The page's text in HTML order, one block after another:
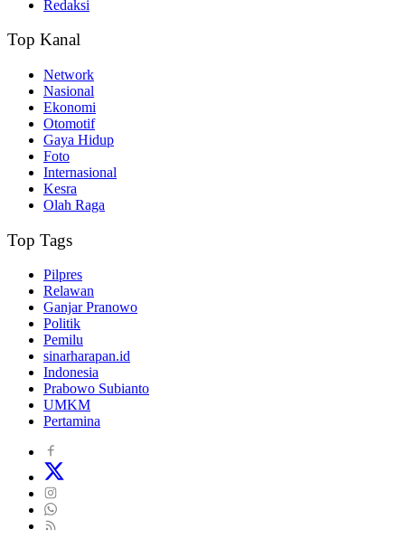
Redaksi
Top Kanal
Network
Nasional
Ekonomi
Otomotif
Gaya Hidup
Foto
Internasional
Kesra
Olah Raga
Top Tags
Pilpres
Relawan
Ganjar Pranowo
Politik
Pemilu
sinarharapan.id
Indonesia
Prabowo Subianto
UMKM
Pertamina